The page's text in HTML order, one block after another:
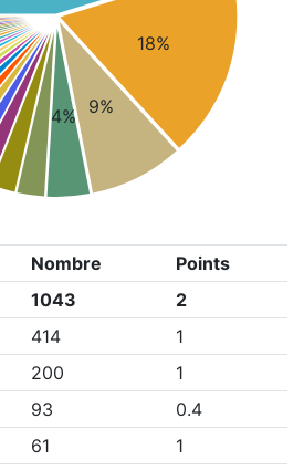
18%
9%
4%
Nombre
Points
1043
2
414
1
200
1
93
0.4
61
1